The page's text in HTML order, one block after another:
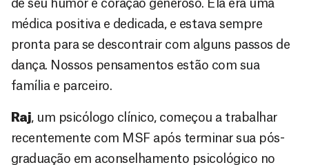
de seu humor e coração generoso. Ela era uma
médica positiva e dedicada, e estava sempre
pronta para se descontrair com alguns passos de
dança. Nossos pensamentos estão com sua
família e parceiro.
Raj , um psicólogo clínico, começou a trabalhar
recentemente com MSF após terminar sua pós-
graduação em aconselhamento psicológico no